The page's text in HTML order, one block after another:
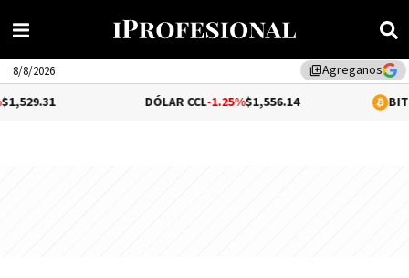
library_addAgreganos
8/8/2026
-1.25%$1,556.14 0.16%